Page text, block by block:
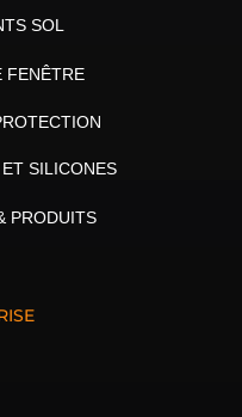
SOL
FENÊTRE
SILICONES
PRODUITS